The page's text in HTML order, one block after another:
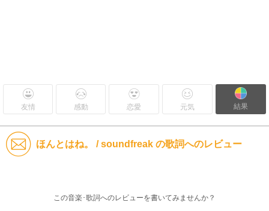
友情 感動 恋愛 元気 結果
ほんとはね。 / soundfreak の歌詞へのレビュー
この音楽･歌詞へのレビューを書いてみませんか？